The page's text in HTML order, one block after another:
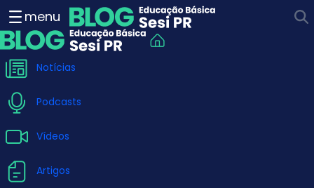
Crescem as
menu
Notícias
Podcasts
Vídeos
Artigos